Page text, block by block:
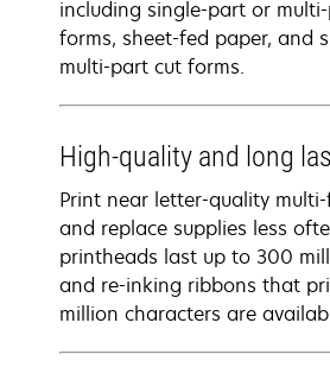
including single-part or
forms, sheet-fed paper, and
multi-part cut forms.
High-quality and long
Print near letter-quality
and replace supplies less
printheads last up to 300
and re-inking ribbons that
million characters are